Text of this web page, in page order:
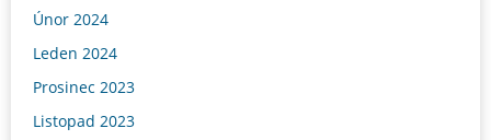
Únor 2024
Leden 2024
Prosinec 2023
Listopad 2023